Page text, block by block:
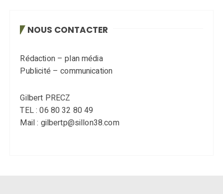
NOUS CONTACTER
Rédaction – plan média
Publicité – communication
Gilbert PRECZ
TEL : 06 80 32 80 49
Mail : gilbertp@sillon38.com